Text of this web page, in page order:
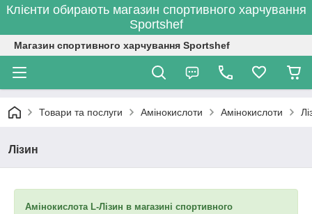
Клієнти обирають магазин спортивного харчування
Sportshef
Магазин спортивного харчування Sportshef
Товари та послуги Амінокислоти Амінокислоти
Лізин
Амінокислота L-Лізин в магазині спортивного